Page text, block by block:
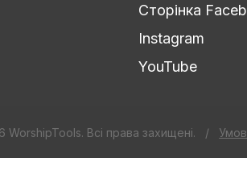
Сторінка
Instagram
YouTube
WorshipTools. Всі права захищені. /